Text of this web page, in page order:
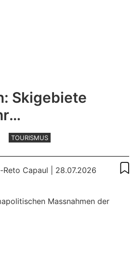
Skigebiete
TOURISMUS
Reto Capaul | 28.07.2026